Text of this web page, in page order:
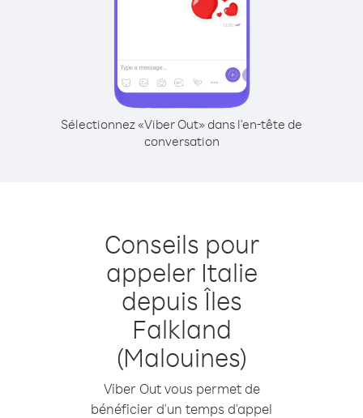
Sélectionnez «Viber Out» dans l'en-tête de
conversation
Conseils pour
appeler Italie
depuis Îles
Falkland
(Malouines)
Viber Out vous permet de
bénéficier d'un temps d'appel